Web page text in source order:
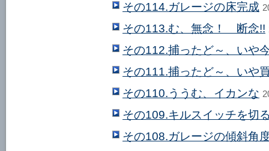
その114.ガレージの床完成
その113.む、無念！ 断念!!
その112.捕ったど～、いや
その111.捕ったど～、いや
その110.ううむ、イカンな
その109.キルスイッチを切
その108.ガレージの傾斜角